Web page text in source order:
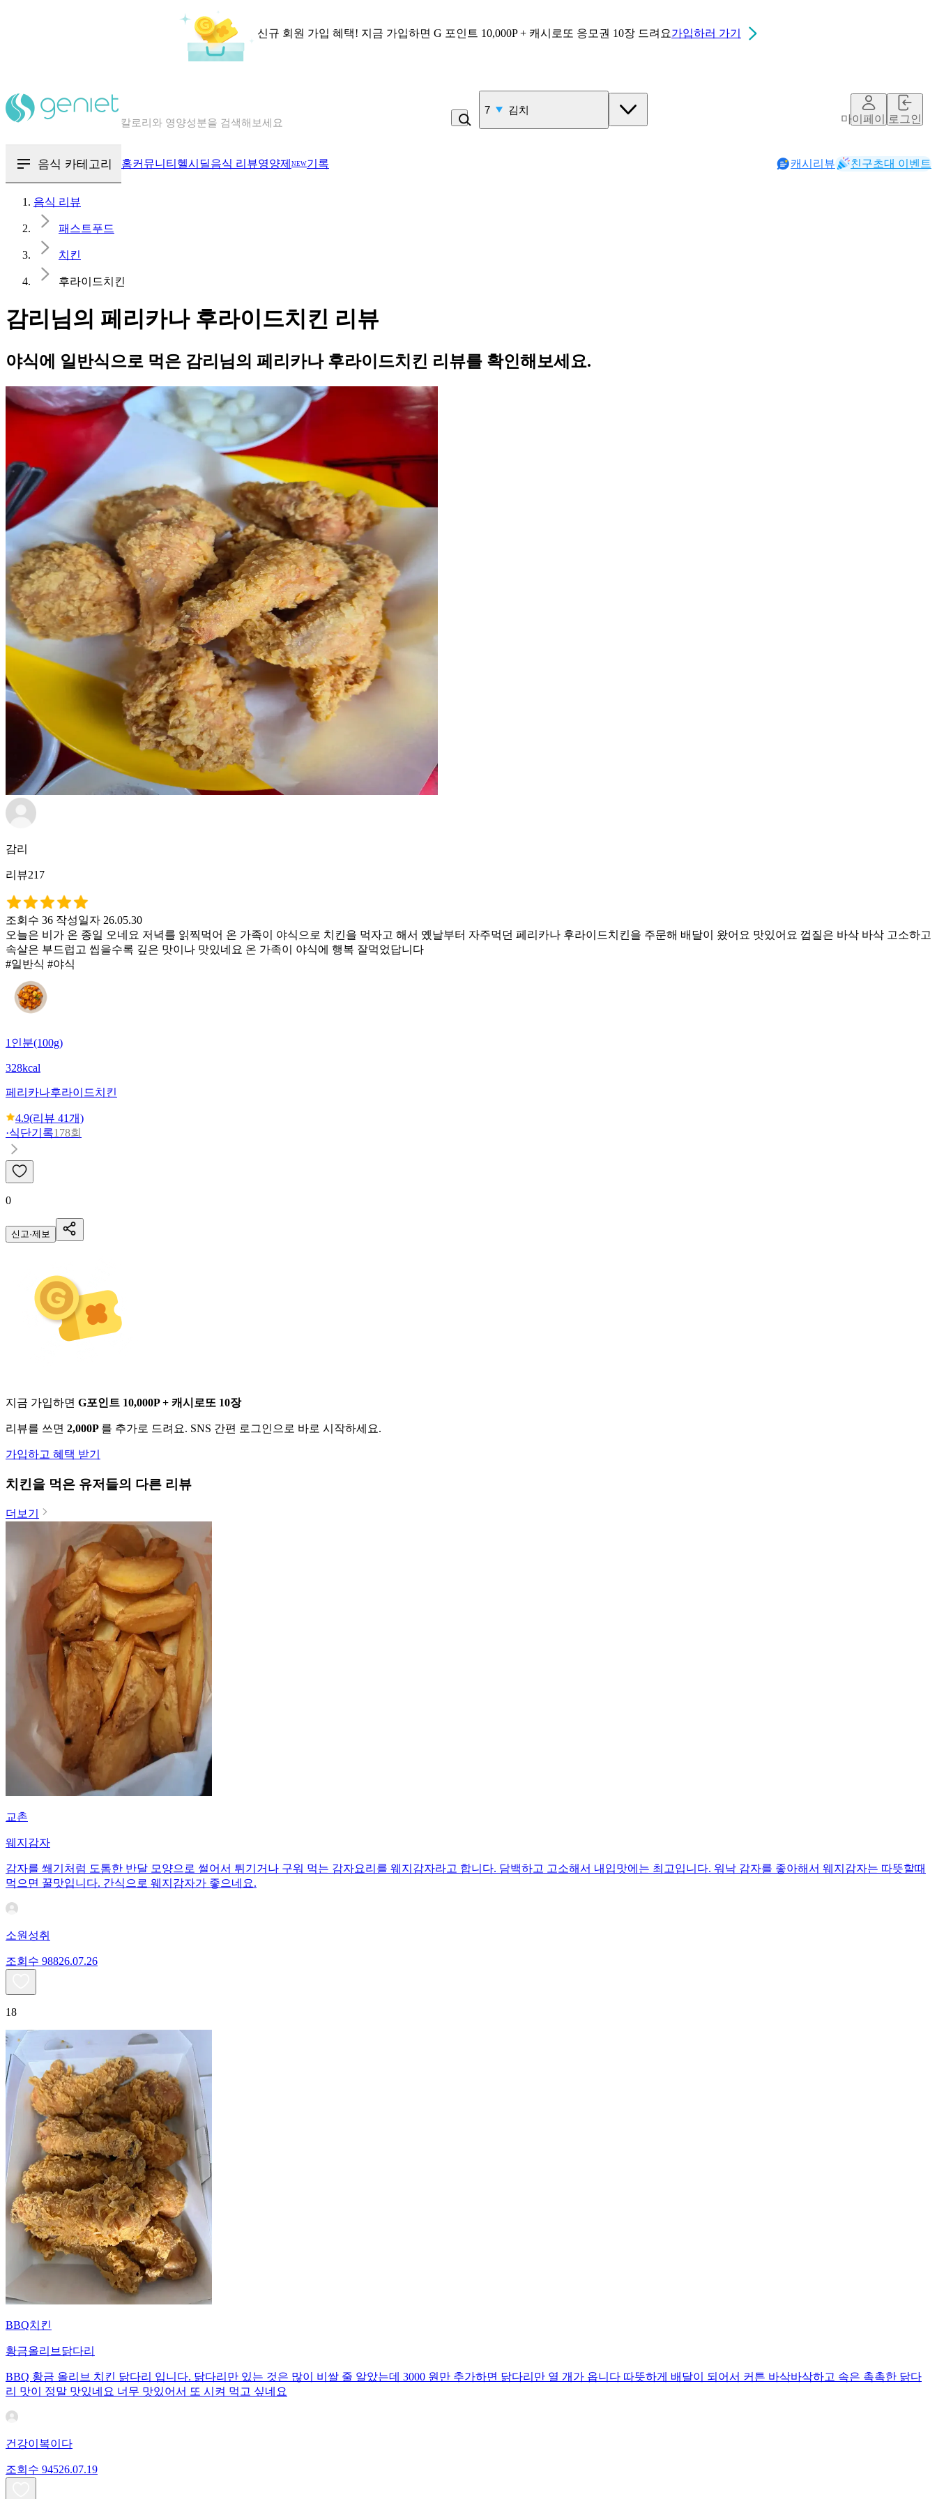
신규 회원 가입 혜택! 지금 가입하면 G 포인트 10,000P + 캐시로또 응모권 10장 드려요가입하러 가기
혈당 · 다이어트 음식 검색해보세요
7 김치
마이페이지로그인
음식 카테고리 홈커뮤니티 헬시딜음식 리뷰영양제 NEW기록 캐시리뷰 친구초대 이벤트
음식 리뷰
패스트푸드
치킨
후라이드치킨
감리님의 페리카나 후라이드치킨 리뷰
야식에 일반식으로 먹은 감리님의 페리카나 후라이드치킨 리뷰를 확인해보세요.
감리
리뷰217
조회수 36 작성일자 26.05.30
오늘은 비가 온 종일 오네요 저녁를 읽찍먹어 온 가족이 야식으로 치킨을 먹자고 해서 옜날부터 자주먹던 페리카나 후라이드치킨을 주문해 배달이 왔어요 맛있어요 껍질은 바삭 바삭 고소하고
속살은 부드럽고 씹을수록 깊은 맛이나 맛있네요 온 가족이 야식에 행복 잘먹었답니다
#일반식 #야식
1인분(100g)
328kcal
페리카나후라이드치킨
4.9(리뷰 41개)
·식단기록178회
0
신고·제보
지금 가입하면 G포인트 10,000P + 캐시로또 10장
리뷰를 쓰면 2,000P 를 추가로 드려요. SNS 간편 로그인으로 바로 시작하세요.
가입하고 혜택 받기
치킨을 먹은 유저들의 다른 리뷰
더보기
교촌
웨지감자
감자를 쐐기처럼 도톰한 반달 모양으로 썰어서 튀기거나 구워 먹는 감자요리를 웨지감자라고 합니다. 담백하고 고소해서 내입맛에는 최고입니다. 워낙 감자를 좋아해서 웨지감자는 따뜻할때
먹으면 꿀맛입니다. 간식으로 웨지감자가 좋으네요.
소원성취
조회수 98826.07.26
18
BBQ치킨
황금올리브닭다리
BBQ 황금 올리브 치킨 닭다리 입니다. 닭다리만 있는 것은 많이 비쌀 줄 알았는데 3000 원만 추가하면 닭다리만 열 개가 옵니다 따뜻하게 배달이 되어서 커튼 바삭바삭하고 속은 촉촉한 닭다
리 맛이 정말 맛있네요 너무 맛있어서 또 시켜 먹고 싶네요
건강이복이다
조회수 94526.07.19